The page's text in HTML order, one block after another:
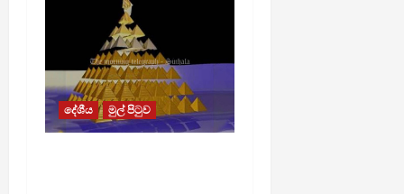
දේශීය මුල් පිටුව